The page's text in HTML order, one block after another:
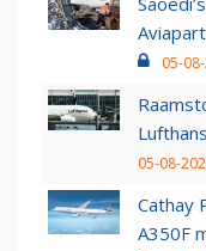
05-
05-08-
Cathay
A350F